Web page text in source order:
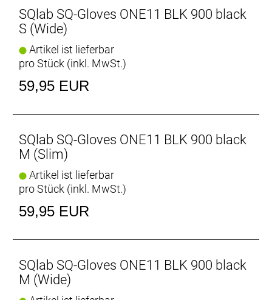
SQlab SQ-Gloves ONE11 BLK 900 black
S (Wide)
Artikel ist lieferbar
pro Stück (inkl. MwSt.)
59,95 EUR
SQlab SQ-Gloves ONE11 BLK 900 black
M (Slim)
Artikel ist lieferbar
pro Stück (inkl. MwSt.)
59,95 EUR
SQlab SQ-Gloves ONE11 BLK 900 black
M (Wide)